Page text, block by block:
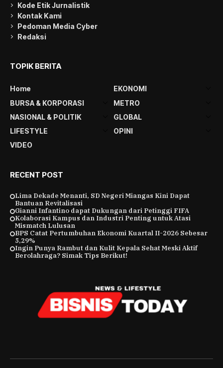
Kode Etik Jurnalistik
Kontak Kami
Pedoman Media Cyber
Redaksi
TOPIK BERITA
Home
EKONOMI
BURSA & KORPORASI
METRO
NASIONAL & POLITIK
GLOBAL
LIFESTYLE
OPINI
VIDEO
RECENT POST
Lima Dekade Menanti, SD Negeri Miangas Kini Dapat
Bantuan Revitalisasi
Gianni Infantino dapat Dukungan dari Petinggi FIFA
Kolaborasi Kampus dan Industri Penting untuk Atasi
Mismatch Lulusan
BPS Catat Pertumbuhan Ekonomi Kuartal II-2026 Sebesar
5,29%
Ingin Punya Rambut dan Kulit Kepala Sehat Meski Aktif
Berolahraga? Simak Tips Berikut!